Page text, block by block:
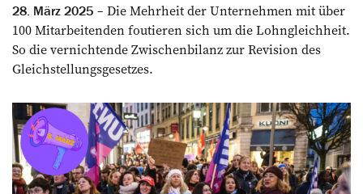
28. März 2025
Die Mehrheit der Unternehmen mit über
100 ­Mitarbeitenden ­foutieren sich um die Lohngleichheit.
So die vernichtende Zwischen­bilanz zur Revision des
Gleichstellungsgesetzes.